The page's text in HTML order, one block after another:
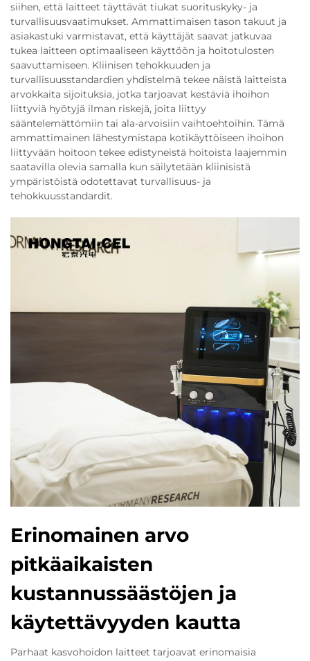
siihen, että laitteet täyttävät tiukat suorituskyky- ja
turvallisuusvaatimukset. Ammattimaisen tason takuut ja
asiakastuki varmistavat, että käyttäjät saavat jatkuvaa
tukea laitteen optimaaliseen käyttöön ja hoitotulosten
saavuttamiseen. Kliinisen tehokkuuden ja
turvallisuusstandardien yhdistelmä tekee näistä laitteista
arvokkaita sijoituksia, jotka tarjoavat kestäviä ihoihon
liittyviä hyötyjä ilman riskejä, joita liittyy
sääntelemättömiin tai ala-arvoisiin vaihtoehtoihin. Tämä
ammattimainen lähestymistapa kotikäyttöiseen ihoihon
liittyvään hoitoon tekee edistyneistä hoitoista laajemmin
saatavilla olevia samalla kun säilytetään kliinisistä
ympäristöistä odotettavat turvallisuus- ja
tehokkuusstandardit.
Erinomainen arvo
pitkäaikaisten
kustannussäästöjen ja
käytettävyyden kautta
Parhaat kasvohoidon laitteet tarjoavat erinomaisia